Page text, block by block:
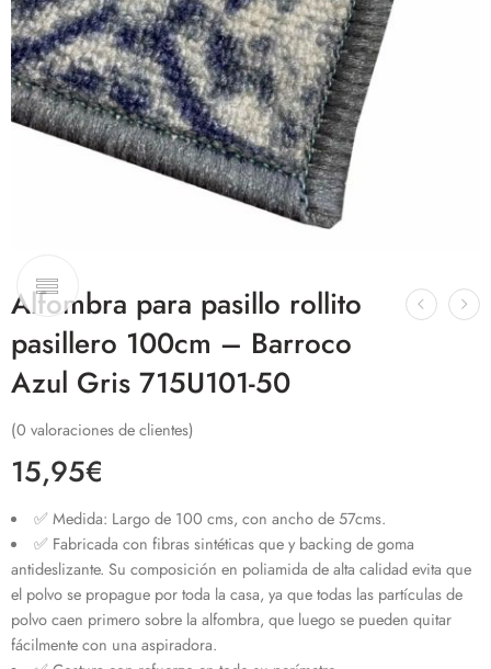
Alfombra para pasillo rollito
pasillero 100cm – Barroco
Azul Gris 715U101-50
(0 valoraciones de clientes)
15,95€
✅ Medida: Largo de 100 cms, con ancho de 57cms.
✅ Fabricada con fibras sintéticas que y backing de goma
antideslizante. Su composición en poliamida de alta calidad evita que
el polvo se propague por toda la casa, ya que todas las partículas de
polvo caen primero sobre la alfombra, que luego se pueden quitar
fácilmente con una aspiradora.